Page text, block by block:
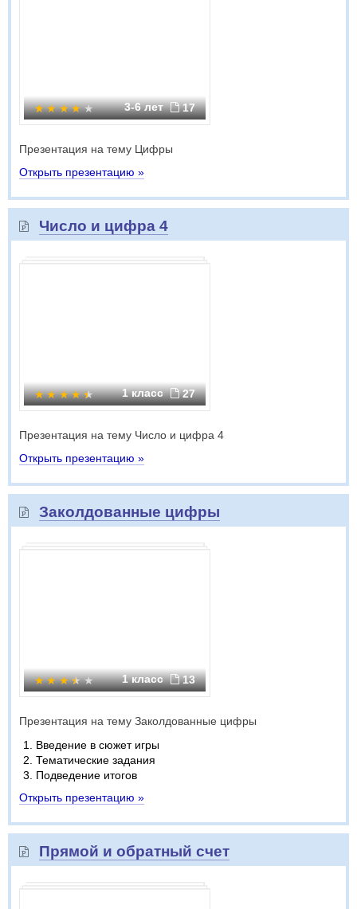
3-6 лет 17
Презентация на тему Цифры
Открыть презентацию »
Число и цифра 4
1 класс 27
Презентация на тему Число и цифра 4
Открыть презентацию »
Заколдованные цифры
1 класс 13
Презентация на тему Заколдованные цифры
Введение в сюжет игры
Тематические задания
Подведение итогов
Открыть презентацию »
Прямой и обратный счет